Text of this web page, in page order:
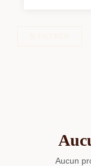
Aucun